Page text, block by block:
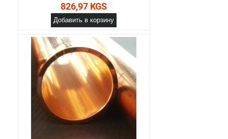
826,97 KGS
Добавить в корзину